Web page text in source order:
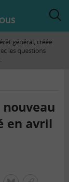
général, créée
les questions
en avril